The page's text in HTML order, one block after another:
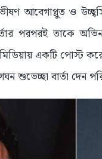
আবেগাপ্লুত ও
পরপরই তাকে
একটি পোস্ট
শুভেচ্ছা বার্তা দেন